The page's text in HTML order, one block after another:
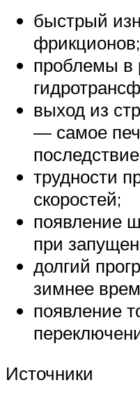
быстрый
фрикционов;
проблемы в
выход из
— самое
трудности
скоростей;
появление
при
долгий
зимнее
появление
Источники